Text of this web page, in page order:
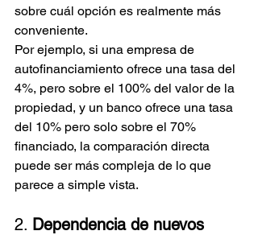
sobre cuál opción es realmente más
conveniente.
Por ejemplo, si una empresa de
autofinanciamiento ofrece una tasa del
4%, pero sobre el 100% del valor de la
propiedad, y un banco ofrece una tasa
del 10% pero solo sobre el 70%
financiado, la comparación directa
puede ser más compleja de lo que
parece a simple vista.
2. Dependencia de nuevos